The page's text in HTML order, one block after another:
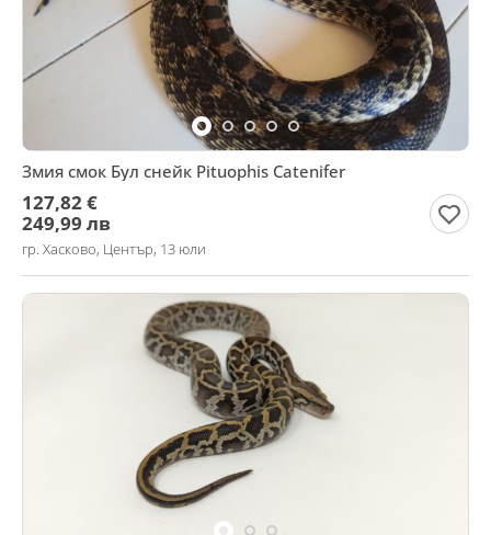
Змия смок Бул снейк Pituophis Catenifer
127,82 €
249,99 лв
гр. Хасково, Център, 13 юли